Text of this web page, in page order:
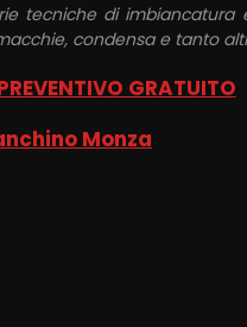
tecniche di imbiancatura
condensa e tanto
GRATUITO
Monza